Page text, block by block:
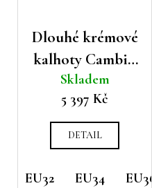
Dlouhé krémové
kalhoty Cambio
Addison
Skladem
5 397 Kč
DETAIL
EU32 EU34 EU36